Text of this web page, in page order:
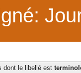
dont le libellé est